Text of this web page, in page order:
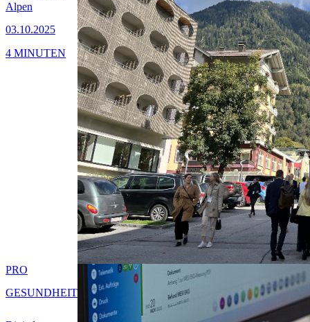
Alpen
03.10.2025
4 MINUTEN
PRO
GESUNDHEIT